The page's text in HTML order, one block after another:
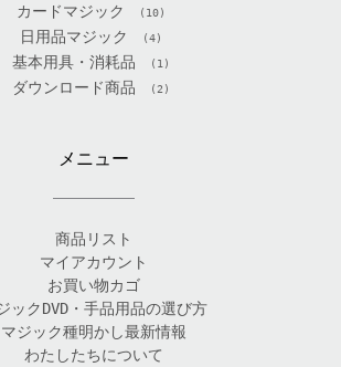
カードマジック (10)
日用品マジック (4)
基本用具・消耗品 (1)
ダウンロード商品 (2)
メニュー
商品リスト
マイアカウント
お買い物カゴ
ックDVD・手品用品の選び方
マジック種明かし最新情報
わたしたちについて